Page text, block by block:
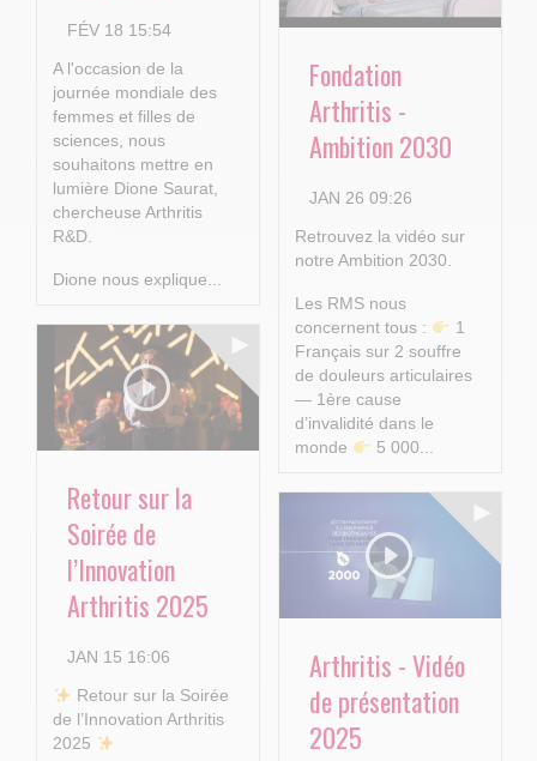
FÉV 18 15:54
A l'occasion de la
journée mondiale des
femmes et filles de
sciences, nous
souhaitons mettre en
lumière Dione Saurat,
chercheuse Arthritis
R&D.
Dione nous explique...
Fondation
Arthritis -
Ambition 2030
JAN 26 09:26
Retrouvez la vidéo sur
notre Ambition 2030.
Les RMS nous
concernent tous :
1
Français sur 2 souffre
de douleurs articulaires
— 1ère cause
d’invalidité dans le
monde
5 000...
Retour sur la
Soirée de
l’Innovation
Arthritis 2025
JAN 15 16:06
​ Retour sur la Soirée
de l’Innovation Arthritis
2025
Arthritis - Vidéo
de présentation
2025